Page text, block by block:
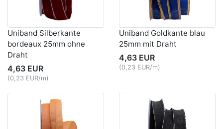
Uniband Silberkante
bordeaux 25mm ohne
Draht
4,63 EUR
(0,23 EUR/m)
Uniband Goldkante blau
25mm mit Draht
4,63 EUR
(0,23 EUR/m)